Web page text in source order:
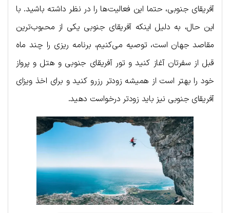
آفریقای جنوبی، حتما این فعالیت‌ها را در نظر داشته باشید. با
این حال، به دلیل اینکه آفریقای جنوبی یکی از محبوب‌ترین
مقاصد جهان است، توصیه می‌کنیم، برنامه ریزی را چند ماه
قبل از سفرتان آغاز کنید و تور آفریقای جنوبی و هتل و پرواز
خود را بهتر است از همیشه زودتر رزرو کنید و برای اخذ ویزای
آفریقای جنوبی نیز باید زودتر درخواست دهید.